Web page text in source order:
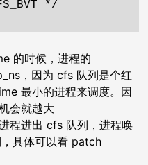
的时候，进程的
，因为 cfs 队列是个红
最小的进程来调度。因
会就越大
程进出 cfs 队列，进程唤
具体可以看 patch